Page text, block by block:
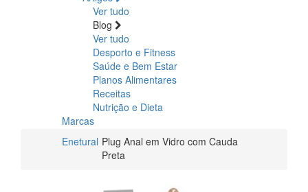
Ver tudo
Blog
Ver tudo
Desporto e Fitness
Saúde e Bem Estar
Planos Alimentares
Receitas
Nutrição e Dieta
Marcas
Enetural Plug Anal em Vidro com Cauda
Preta